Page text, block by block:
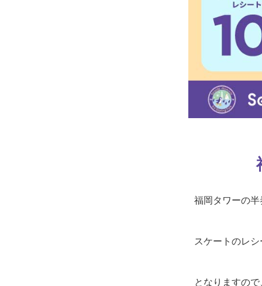
福岡タワーの
スケートのレ
となりますので